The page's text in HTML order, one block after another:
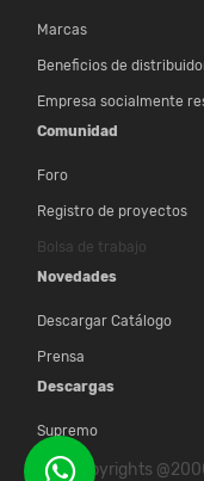
Marcas
Beneficios de
Empresa socialmente
Comunidad
Foro
Registro de proyectos
Bolsa de trabajo
Novedades
Descargar Catálogo
Prensa
Descargas
Supremo
© Copyrights